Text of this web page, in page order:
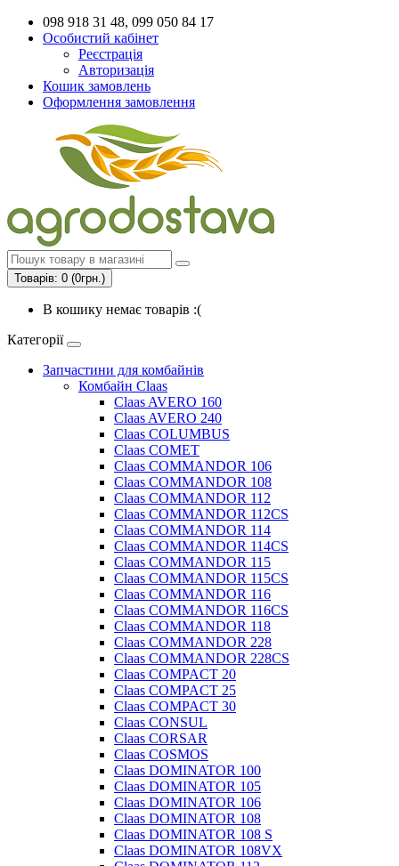
098 918 31 48, 099 050 84 17
Особистий кабінет
Реєстрація
Авторизація
Кошик замовлень
Оформлення замовлення
Товарів: 0 (0грн.)
В кошику немає товарів :(
Категорії
Запчастини для комбайнів
Комбайн Claas
Claas AVERO 160
Claas AVERO 240
Claas COLUMBUS
Claas COMET
Claas COMMANDOR 106
Claas COMMANDOR 108
Claas COMMANDOR 112
Claas COMMANDOR 112CS
Claas COMMANDOR 114
Claas COMMANDOR 114CS
Claas COMMANDOR 115
Claas COMMANDOR 115CS
Claas COMMANDOR 116
Claas COMMANDOR 116CS
Claas COMMANDOR 118
Claas COMMANDOR 228
Claas COMMANDOR 228CS
Claas COMPACT 20
Claas COMPACT 25
Claas COMPACT 30
Claas CONSUL
Claas CORSAR
Claas COSMOS
Claas DOMINATOR 100
Claas DOMINATOR 105
Claas DOMINATOR 106
Claas DOMINATOR 108
Claas DOMINATOR 108 S
Claas DOMINATOR 108VX